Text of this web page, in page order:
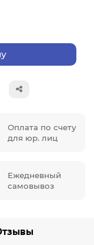
Оплата по счету
для юр. лиц
Ежедневный
самовывоз